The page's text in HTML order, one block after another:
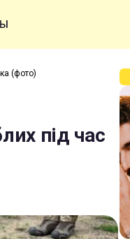
(фото)
під час